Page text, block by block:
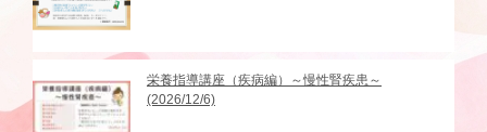
栄養指導講座（疾病編）～慢性腎疾患～
(2026/12/6)